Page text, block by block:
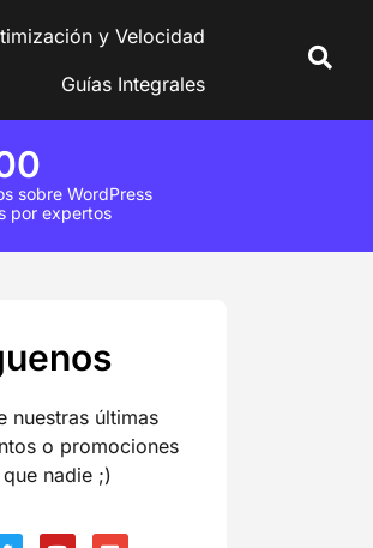
y Velocidad
Guías Integrales
sobre WordPress
por expertos
nuestras últimas
o promociones
nadie ;)